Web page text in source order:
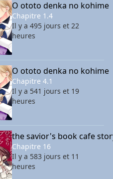
O ototo denka no kohime
Chapitre 1.4
Il y a 495 jours et 22
heures
O ototo denka no kohime
Chapitre 4.1
Il y a 541 jours et 19
heures
the savior's book cafe
Chapitre 16
Il y a 583 jours et 11
heures